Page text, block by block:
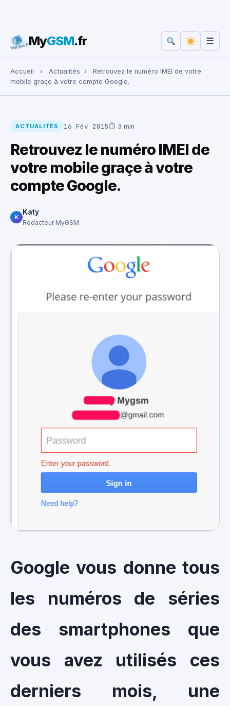
Rechercher :
MyGSM.fr ☰
Accueil › Actualités ›
Retrouvez le numéro IMEI de votre
mobile graçe à votre compte Google.
ACTUALITÉS 16 Fév 2015⏱ 3 min
Retrouvez le numéro IMEI de
votre mobile graçe à votre
compte Google.
K
Katy
Rédacteur MyGSM
Google vous donne tous
les numéros de séries
des smartphones que
vous avez utilisés ces
derniers mois, une